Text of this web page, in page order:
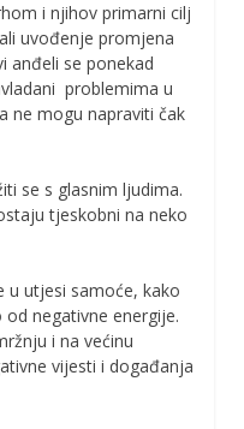
i njihov primarni cilj
uvođenje promjena
anđeli se ponekad
problemima u
ne mogu napraviti čak
se s glasnim ljudima.
tjeskobni na neko
u utjesi samoće, kako
negativne energije.
i na većinu
vijesti i događanja